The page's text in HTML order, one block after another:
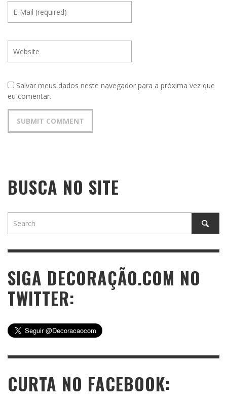
Salvar meus dados neste navegador para a próxima vez que
eu comentar.
BUSCA NO SITE
SIGA DECORAÇÃO.COM NO
TWITTER:
CURTA NO FACEBOOK: